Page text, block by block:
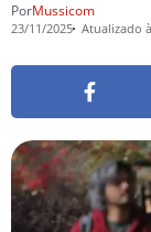
PorMussicom
23/11/2025 Atualizado